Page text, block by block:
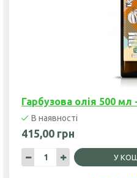
Гарбузова олія 500
В наявності
415,00 грн
У